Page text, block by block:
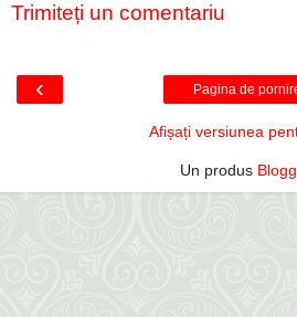
Trimiteți un comentariu
‹ Pagina de
Afișați versiunea
Un produs